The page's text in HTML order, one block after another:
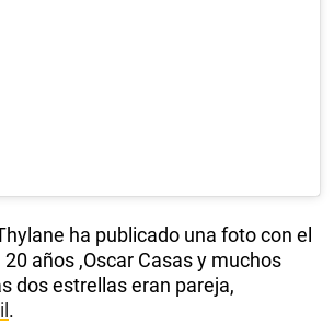
ha publicado una foto con el
años ,Oscar Casas y muchos
dos estrellas eran pareja,
.